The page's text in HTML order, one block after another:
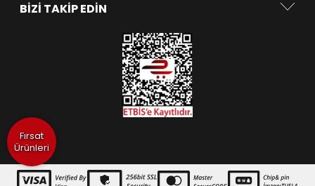
Fırsat
Ürünleri
BIZI TAKIP EDIN